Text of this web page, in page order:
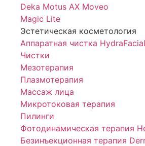
Deka Motus AX Moveo
Magic Lite
Эстетическая косметология
Аппаратная чистка HydraFacial
Чистки
Мезотерапия
Плазмотерапия
Массаж лица
Микротоковая терапия
Пилинги
Фотодинамическая терапия
Безинъекционная терапия